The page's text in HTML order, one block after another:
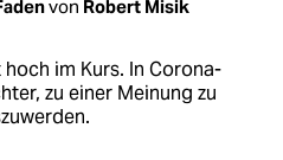
von Robert Misik
im Kurs. In Corona-
zu einer Meinung zu